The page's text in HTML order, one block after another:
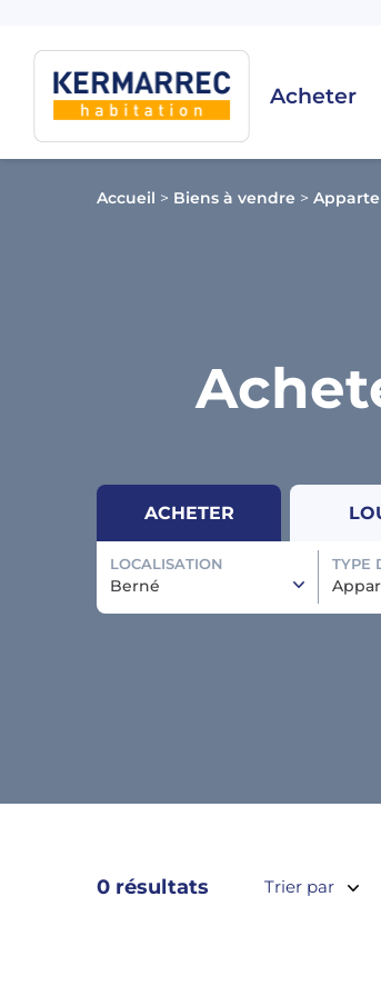
Acheter
Accueil > Biens à vendre >
ACHETER
LOCALISATION
Berné
TYPE
0 résultats Trier par